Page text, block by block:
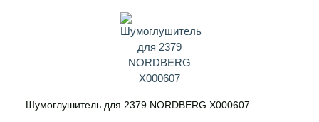
Шумоглушитель для 2379 NORDBERG X000607